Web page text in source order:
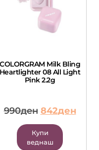
COLORGRAM Milk Bling
Heartlighter 08 All Light
Pink 2.2g
990ден 842ден
Купи
веднаш